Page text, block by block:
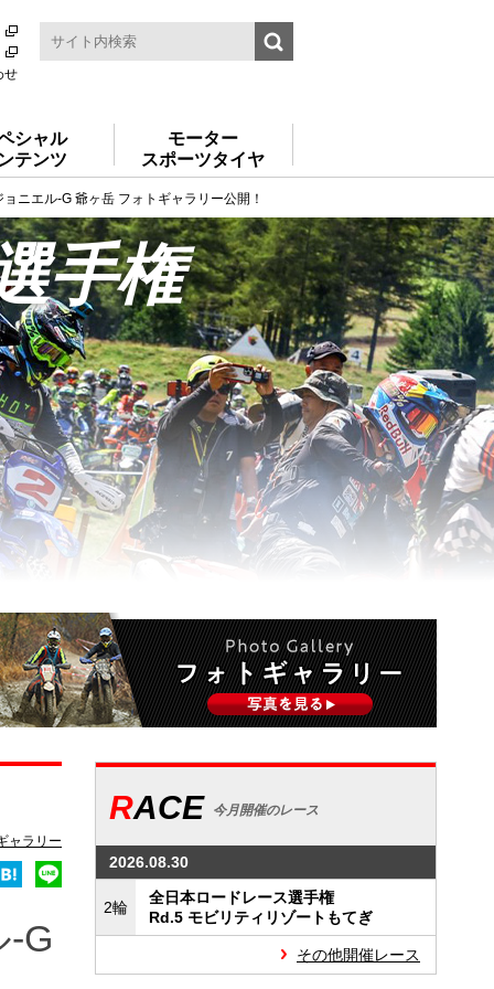
せ
シャル
テンツ
モーター
スポーツタイヤ
ニエル-G 爺ヶ岳 フォトギャラリー公開！
手権
ャラリー
-G
RACE 今月開催のレース
2026.08.30
2輪
全日本ロードレース選手権
Rd.5 モビリティリゾートもてぎ
その他開催レース